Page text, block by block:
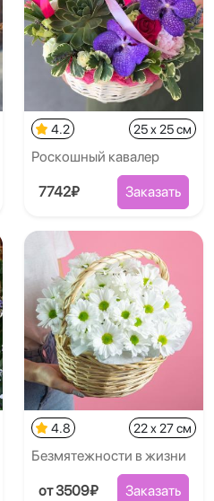
4.2 25 x 25 см
Роскошный кавалер
7742₽ Заказать
4.8 22 x 27 см
Безмятежности в жизни
от 3509₽ Заказать